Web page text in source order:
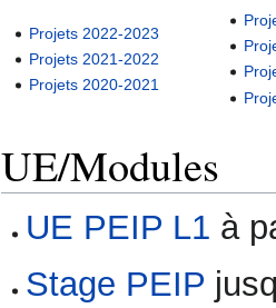
Projets 2022-2023
Projets 2021-2022
Projets 2020-2021
UE/Modules
UE PEIP L1 à
Stage PEIP